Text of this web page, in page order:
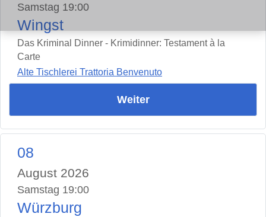
Samstag 19:00
Wingst
Das Kriminal Dinner - Krimidinner: Testament à la
Carte
Alte Tischlerei Trattoria Benvenuto
Weiter
08
August 2026
Samstag 19:00
Würzburg